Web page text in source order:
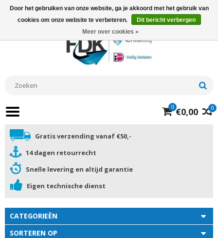
0
0 €0,00
Gratis verzending vanaf €50,-
14 dagen retourrecht
Snelle levering en altijd garantie
Eigen technische dienst
CATEGORIEËN
SORTEREN OP
Door het gebruiken van onze website, ga je akkoord met het gebruik van
cookies om onze website te verbeteren.
Dit bericht verbergen
Meer over cookies »